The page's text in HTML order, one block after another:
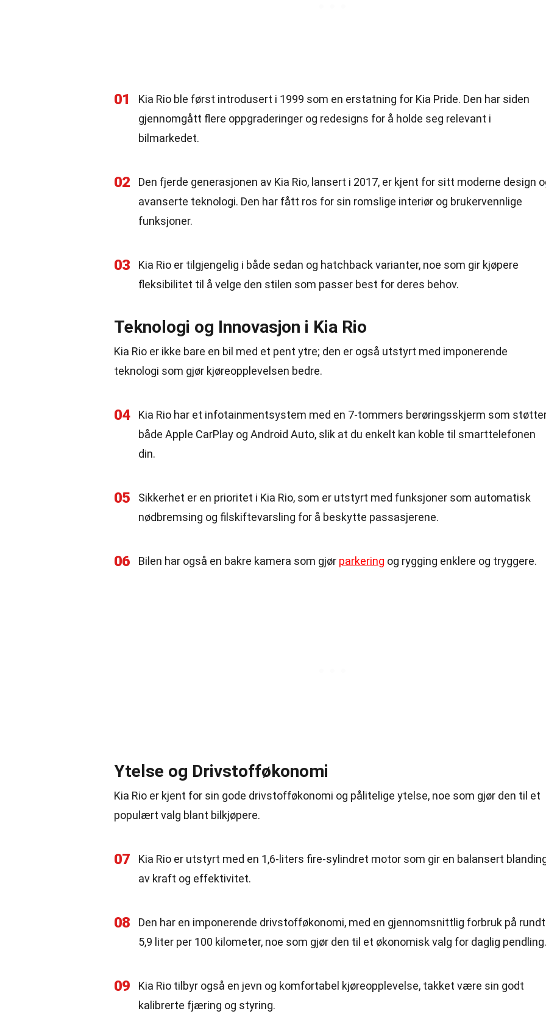
01
Kia Rio ble først introdusert i 1999 som en erstatning for Kia Pride. Den har siden
gjennomgått flere oppgraderinger og redesigns for å holde seg relevant i
bilmarkedet.
02
Den fjerde generasjonen av Kia Rio, lansert i 2017, er kjent for sitt moderne design
avanserte teknologi. Den har fått ros for sin romslige interiør og brukervennlige
funksjoner.
03
Kia Rio er tilgjengelig i både sedan og hatchback varianter, noe som gir kjøpere
fleksibilitet til å velge den stilen som passer best for deres behov.
Teknologi og Innovasjon i Kia Rio
Kia Rio er ikke bare en bil med et pent ytre; den er også utstyrt med imponerende
teknologi som gjør kjøreopplevelsen bedre.
04
Kia Rio har et infotainmentsystem med en 7-tommers berøringsskjerm som
både Apple CarPlay og Android Auto, slik at du enkelt kan koble til smarttelefonen
din.
05
Sikkerhet er en prioritet i Kia Rio, som er utstyrt med funksjoner som automatisk
nødbremsing og filskiftevarsling for å beskytte passasjerene.
06 Bilen har også en bakre kamera som gjør parkering og rygging enklere og tryggere.
Ytelse og Drivstofføkonomi
Kia Rio er kjent for sin gode drivstofføkonomi og pålitelige ytelse, noe som gjør den til et
populært valg blant bilkjøpere.
07
Kia Rio er utstyrt med en 1,6-liters fire-sylindret motor som gir en balansert
av kraft og effektivitet.
08
Den har en imponerende drivstofføkonomi, med en gjennomsnittlig forbruk på rundt
5,9 liter per 100 kilometer, noe som gjør den til et økonomisk valg for daglig pendling.
09
Kia Rio tilbyr også en jevn og komfortabel kjøreopplevelse, takket være sin godt
kalibrerte fjæring og styring.